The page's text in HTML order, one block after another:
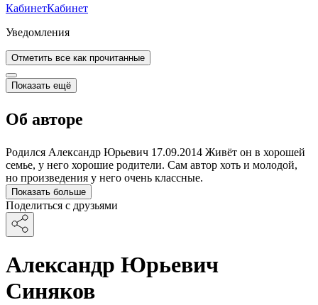
КабинетКабинет
Уведомления
Отметить все как прочитанные
Показать ещё
Об авторе
Родился Александр Юрьевич 17.09.2014 Живёт он в хорошей
семье, у него хорошие родители. Сам автор хоть и молодой,
но произведения у него очень классные.
Показать больше
Поделиться с друзьями
Александр Юрьевич
Синяков